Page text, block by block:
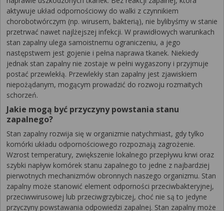
aktywuje układ odpornościowy do walki z czynnikiem
chorobotwórczym (np. wirusem, bakterią), nie bylibyśmy w stanie
przetrwać nawet najlżejszej infekcji. W prawidłowych warunkach
stan zapalny ulega samoistnemu ograniczeniu, a jego
następstwem jest gojenie i pełna naprawa tkanek. Niekiedy
jednak stan zapalny nie zostaje w pełni wygaszony i przyjmuje
postać przewlekłą. Przewlekły stan zapalny jest zjawiskiem
niepożądanym, mogącym prowadzić do rozwoju rozmaitych
schorzeń.
Jakie mogą być przyczyny powstania stanu
zapalnego?
Stan zapalny rozwija się w organizmie natychmiast, gdy tylko
komórki układu odpornościowego rozpoznają zagrożenie.
Wzrost temperatury, zwiększenie lokalnego przepływu krwi oraz
szybki napływ komórek stanu zapalnego to jedne z najbardziej
pierwotnych mechanizmów obronnych naszego organizmu. Stan
zapalny może stanowić element odporności przeciwbakteryjnej,
przeciwwirusowej lub przeciwgrzybiczej, choć nie są to jedyne
przyczyny powstawania odpowiedzi zapalnej. Stan zapalny może